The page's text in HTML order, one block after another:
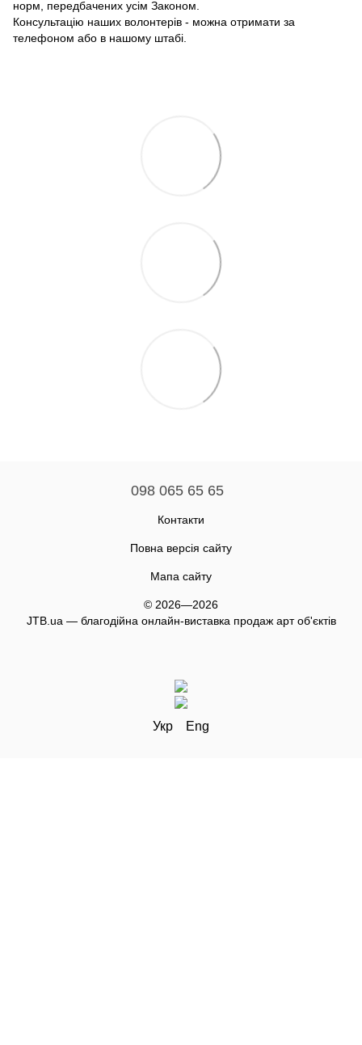
норм, передбачених усім Законом.
Консультацію наших волонтерів - можна отримати за
телефоном або в нашому штабі.
098 065 65 65
Контакти
Повна версія сайту
Мапа сайту
© 2026—2026
JTB.ua — благодійна онлайн-виставка продаж арт об'єктів
Укр Eng